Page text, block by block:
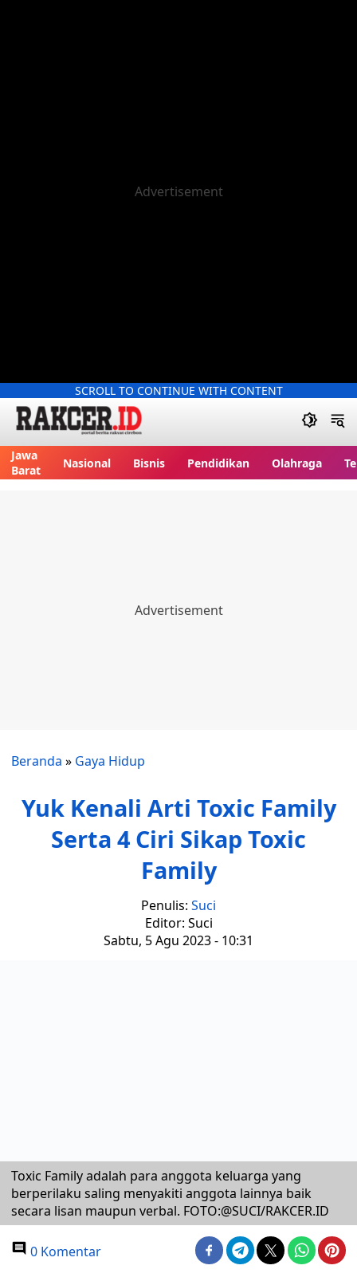
SCROLL TO CONTINUE WITH CONTENT
Jawa
Barat
Nasional Bisnis Pendidikan Olahraga
Beranda » Gaya Hidup
Yuk Kenali Arti Toxic Family
Serta 4 Ciri Sikap Toxic
Family
Penulis: Suci
Editor: Suci
Sabtu, 5 Agu 2023 - 10:31
Toxic Family adalah para anggota keluarga yang
berperilaku saling menyakiti anggota lainnya baik
secara lisan maupun verbal. FOTO:@SUCI/RAKCER.ID
0 Komentar